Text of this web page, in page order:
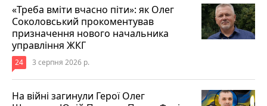
«Треба вміти вчасно піти»: як Олег
Соколовський прокоментував
призначення нового начальника
управління ЖКГ
24 3 серпня 2026 р.
На війні загинули Герої Олег